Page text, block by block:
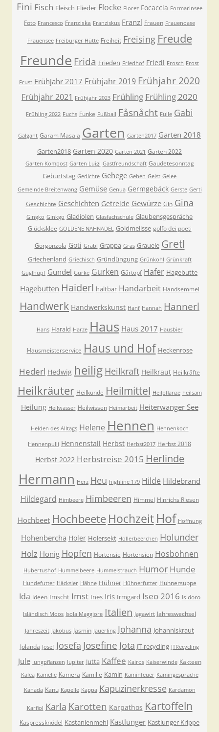
Fini Fisch Fleisch Flieder Flocke Florez Focaccia Formarinsee
Foto Francesco Franziska Franziskus Franzl Frauen Frauenoase
Frauensee Freiburger Hütte Freiheit Freising Freude
Freunde Frida Frieden Friedhof Friedl Frosch Frost
Frust Frühjahr 2017 Frühjahr 2019 Frühjahr 2020
Frühjahr 2021 Frühjahr 2023 Frühling Frühling 2020
Frühling 2022 Fuchs Funke Fußball Fåsnåcht Fülle Gabi
Galgant Garam Masala Garten Garten2017 Garten 2018
Garten2018 Garten 2020 Garten 2021 Garten 2022
Garten Kompost Garten Luigi Gastfreundschaft Gaudetesonntag
Geburtstag Gedichte Gehege Gehen Geist Gelee
Gemeinde Breitenwang Gemüse Genua Germgebäck Gerste Gerti
Geschichte Geschichten Getreide Gewürze Gin Gina
Gingko Ginkgo Gladiolen Glasfachschule Glaubensgespräche
Glücksklee GOLDENE NÄHNADEL Goldmelisse golfo dei poeti
Gorgonzola Goti Grabl Grappa Gras Grauele Gretl
Griechenland Griechisch Gründüngung Grünkohl Grünkraft
Guglhupf Gundel Gurke Gurken Gärtopf Hafer Hagebutte
Hagebutten Haiderl haltbar Handarbeit Handsemmel
Handwerk Handwerkskunst Hanf Hannah Hannerl
Hans Harald Harze Haus Haus 2017 Hausbier
Hausmeisterservice Haus und Hof Heckenrose
Hederl Hedwig heilig Heilkraft Heilkraut Heilkräfte
Heilkräuter Heilkunde Heilmittel Heilpflanze heilsam
Heilung Heilwasser Heilwissen Heimarbeit Heiterwanger See
Helden des Alltags Helene Hennen Hennenkoch
Hennenpulli Hennenstall Herbst Herbst2017 Herbst 2018
Herbst 2022 Herbstreise 2015 Herlinde
Hermann Herz Heu highline 179 Hilde Hildebrand
Hildegard Himbeere Himbeeren Himmel Hinrichs Riesen
Hochbeet Hochbeete Hochzeit Hof Hoffnung
Hohenbercha Holer Holersekt Hollerbeerchen Holunder
Holz Honig Hopfen Hortensie Hortensien Hosbohnen
Hubertushof Hummelbeere Hummelstrauch Humor Hunde
Hundefutter Häcksler Hähne Hühner Hühnerfutter Hühnersuppe
Ida Ideen Imscht Imst Ines Iris Irmgard Iseo 2016 Isidoro
Isländisch Moos Isola Maggiore Italien Jagawirt Jahreswechsel
Jahreszeit Jakobus Jasmin Jauerling Johanna Johanniskraut
Jolanda Josef Josefa Josefine Jota JT-recycling JTRecycling
Jule Jungpflanzen Jupiter Jutta Kaffee Kairos Kaiserwinde Kakteen
Kalea Kamelie Kamera Kamille Kamin Kaminfeuer Kamingespräche
Kanada Kanu Kapelle Kappa Kapuzinerkresse Kardamon
Karfiol Karla Karotten Karpathos Kartoffeln
Kaspressknödel Kastanienmehl Kastlunger Kastlunger Krippe